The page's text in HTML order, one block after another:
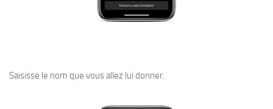
Saisisse le nom que vous allez lui donner.